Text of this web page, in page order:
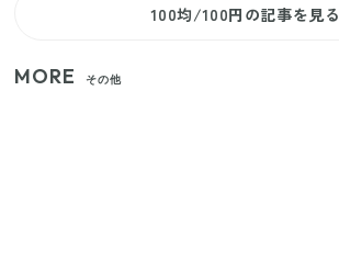
100均/100円の記事を見る
MORE その他